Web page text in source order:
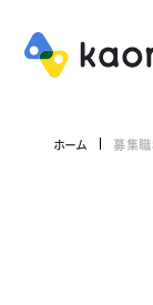
ホーム 募集